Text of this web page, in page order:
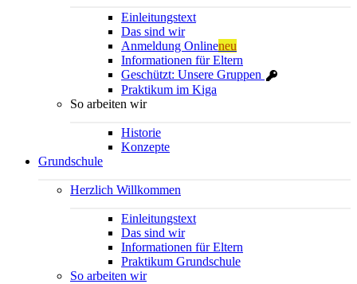
Einleitungstext
Das sind wir
Anmeldung Onlineneu
Informationen für Eltern
Geschützt: Unsere Gruppen
Praktikum im Kiga
So arbeiten wir
Historie
Konzepte
Grundschule
Herzlich Willkommen
Einleitungstext
Das sind wir
Informationen für Eltern
Praktikum Grundschule
So arbeiten wir